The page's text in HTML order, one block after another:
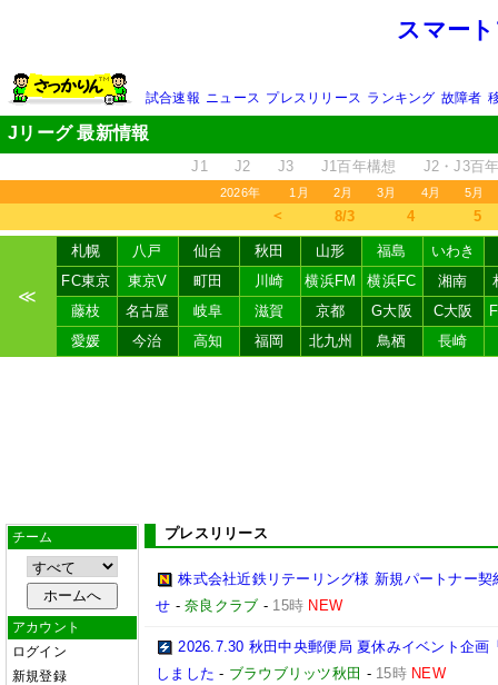
スマー
試合速報 ニュース プレスリリース ランキング 故障者
Jリーグ 最新情報
J1 J2 J3 J1百年構想 J2・J3百
2026年 1月 2月 3月 4月 5月
＜ 8/3 4 5
≪
札幌 八戸 仙台 秋田 山形 福島
いわき
FC東京
東京V 町田 川崎 横浜FM 横浜FC 湘南
藤枝
名古屋 岐阜 滋賀 京都 G大阪 C大阪
愛媛
今治 高知 福岡 北九州 鳥栖 長崎
チーム
アカウント
ログイン
新規登録
プレスリリース
株式会社近鉄リテーリング様 新規パートナー
せ -奈良クラブ - 15時 NEW
2026.7.30 秋田中央郵便局 夏休みイベント企
しました - ブラウブリッツ秋田 - 15時 NEW